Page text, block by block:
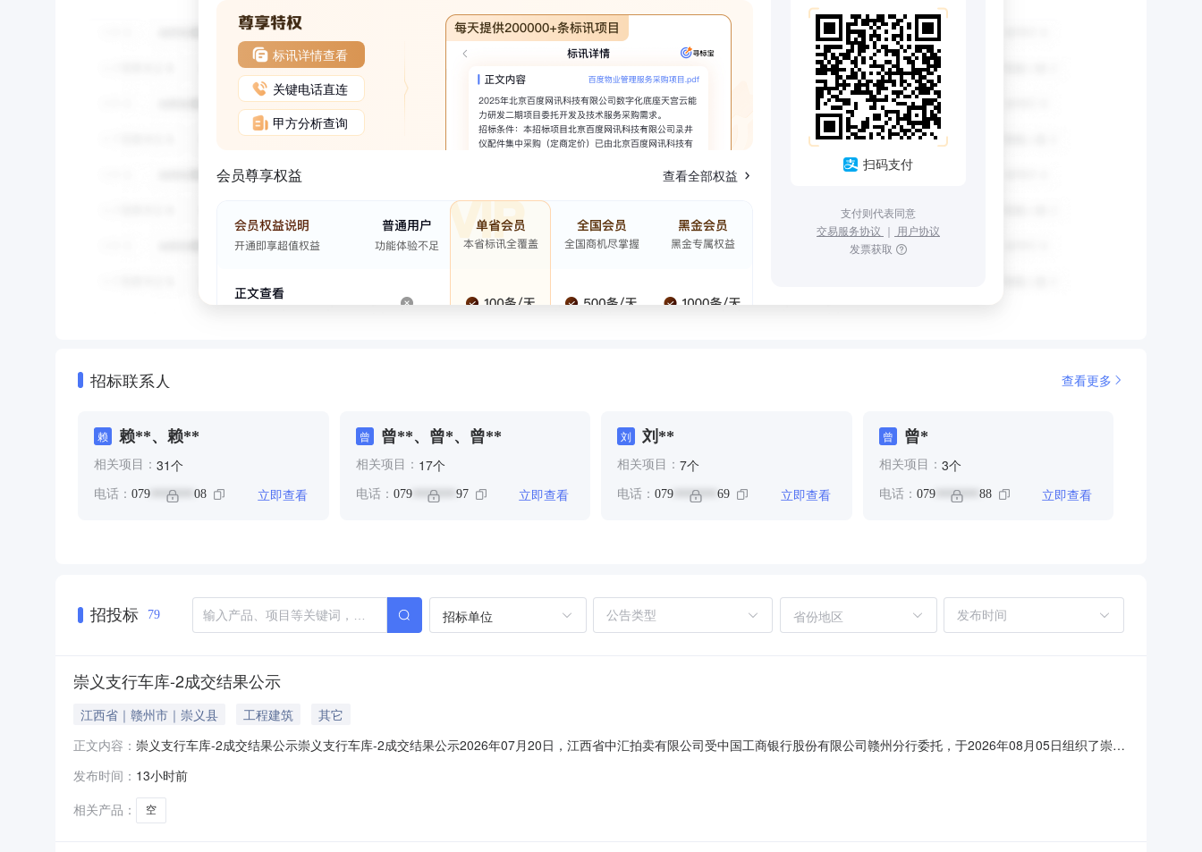
标讯详情查看
关键电话直连
甲方分析查询
会员尊享权益 查看全部权益
扫码支付
支付则代表同意
交易服务协议 ｜ 用户协议
发票获取
招标联系人 查看更多
赖 赖**、赖**
相关项目： 31个
电话： 079 ******* 08 立即查看
曾 曾**、曾*、曾**
相关项目： 17个
电话： 079******* 97 立即查看
刘 刘**
相关项目： 7个
电话： 079 ******* 69 立即查看
曾 曾*
相关项目： 3个
电话： 079******* 88 立即查看
招投标 79 招标单位 省份地区
崇义支行车库-2成交结果公示
江西省｜赣州市｜崇义县 工程建筑
其它
正文内容： 崇义支行车库-2成交结果公示崇义支行车库-2成交结果公示2026年07月20日，江西省中汇拍卖有限公司受中国工商银行股份有限公司赣州分行委托，于2026年08月05日组织了崇义
库-201510000921983123001000126非住宅闲置34164邱运香公示期：7个工作日公示机构：中国工商银行股份有限公司赣州分行监督电话：0797-8270708
发布时间： 13小时前
相关产品：
空